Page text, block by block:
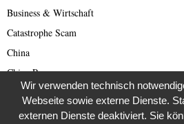
Business & Wirtschaft
Catastrophe Scam
China
China Presse
Cold Case
Cold Case
Wir verwenden technisch
Webseite sowie externe Dienste.
externen Dienste deaktiviert. Sie